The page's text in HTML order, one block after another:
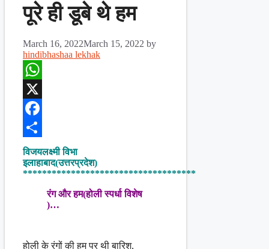
पूरे ही डूबे थे हम
March 16, 2022March 15, 2022 by
hindibhashaa lekhak
WhatsApp
X
Facebook
Share
विजयलक्ष्मी विभा
इलाहाबाद(उत्तरप्रदेश)
************************************
रंग और हम(होली स्पर्धा विशेष
)…
होली के रंगों की हम पर थी बारिश,